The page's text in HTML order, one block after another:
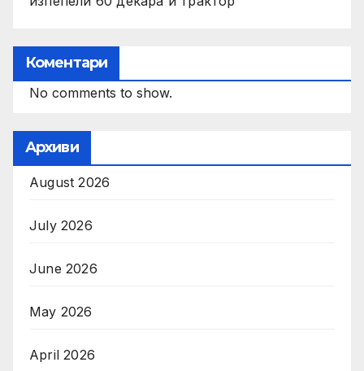
Коментари
No comments to show.
Архиви
August 2026
July 2026
June 2026
May 2026
April 2026